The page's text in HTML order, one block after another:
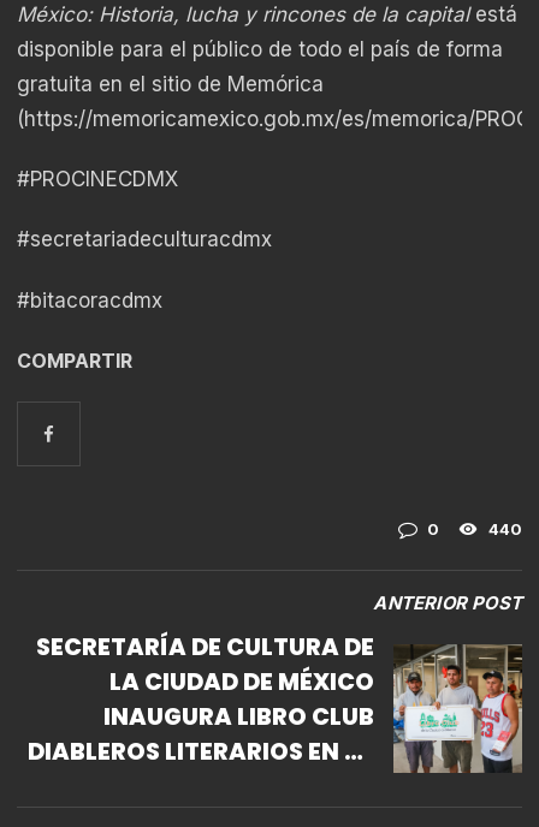
México: Historia, lucha y rincones de la capitalestá
disponible para el público de todo el país de forma
gratuita en el sitio de Memórica
(https://memoricamexico.gob.mx/es/memorica/
#PROCINECDMX
#secretariadeculturacdmx
#bitacoracdmx
COMPARTIR
0 440
ANTERIOR POST
SECRETARÍA DE CULTURA DE
LA CIUDAD DE MÉXICO
INAUGURA LIBRO CLUB
DIABLEROS LITERARIOS EN LA